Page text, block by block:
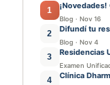
1
Blog · Nov 16
2 Difundí tu
Blog · Nov 4
3 Residencias
Examen
4 Clínica